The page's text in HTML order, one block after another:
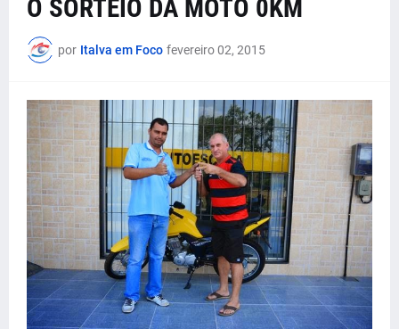
O SORTEIO DA MOTO 0KM
por Italva em Foco fevereiro 02, 2015